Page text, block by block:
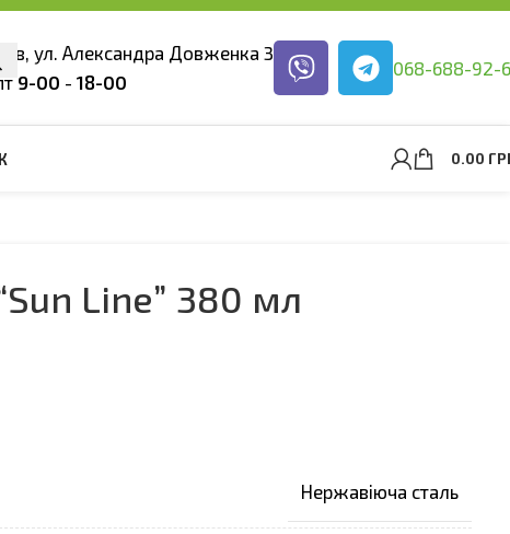
ул. Александра Довженка 3
9-00 - 18-00
068-688-92-
0.00
Line” 380 мл
Нержавіюча сталь